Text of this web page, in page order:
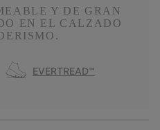
Y DE GRAN
EN EL CALZADO
EVERTREAD™